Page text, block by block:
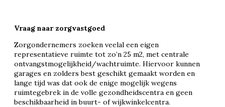
Vraag naar zorgvastgoed
Zorgondernemers zoeken veelal een eigen
representatieve ruimte tot zo’n 25 m2, met centrale
ontvangstmogelijkheid/wachtruimte. Hiervoor kunnen
garages en zolders best geschikt gemaakt worden en
lange tijd was dat ook de enige mogelijk wegens
ruimtegebrek in de volle gezondheidscentra en geen
beschikbaarheid in buurt- of wijkwinkelcentra.